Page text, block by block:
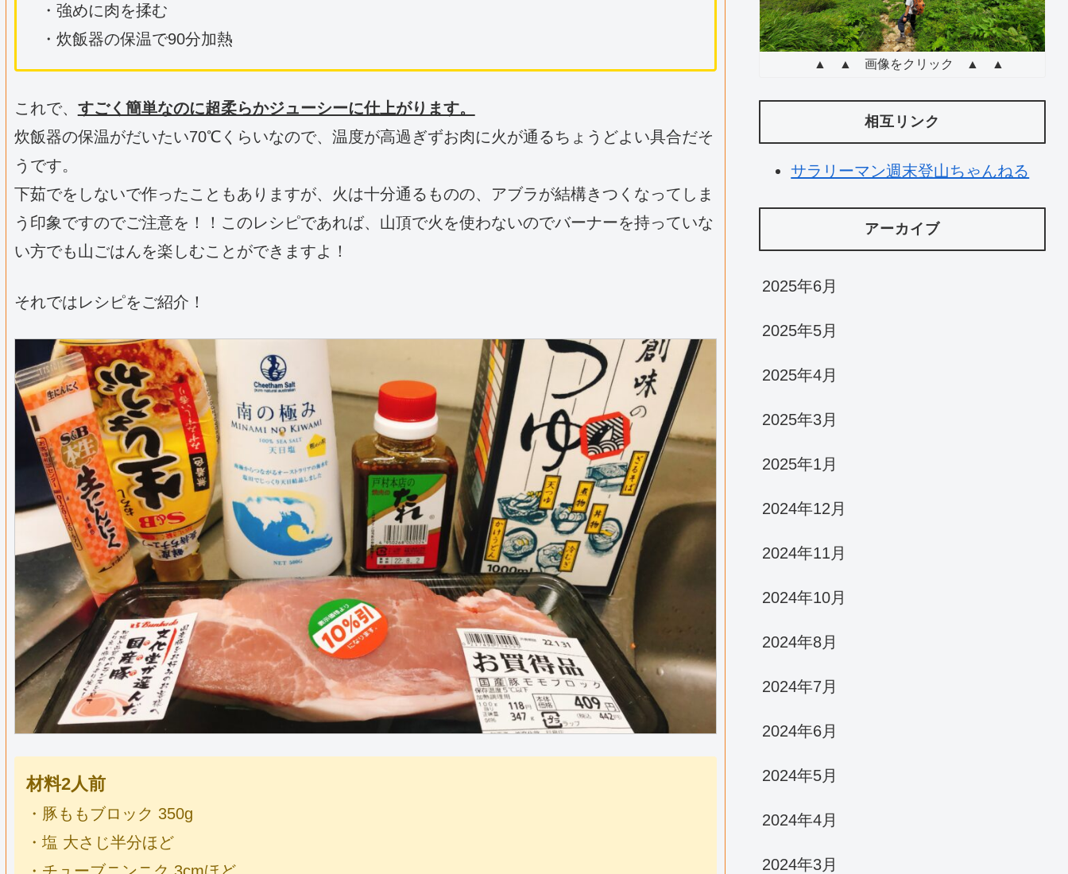
・強めに肉を揉む
・炊飯器の保温で90分加熱
これで、 すごく簡単なのに超柔らかジューシーに仕上がります。
炊飯器の保温がだいたい70℃くらいなので、温度が高過ぎずお肉に火が通るちょうどよい具合だそ
うです。
下茹でをしないで作ったこともありますが、火は十分通るものの、アブラが結構きつくなってしま
う印象ですのでご注意を！！このレシピであれば、山頂で火を使わないのでバーナーを持っていな
い方でも山ごはんを楽しむことができますよ！
それではレシピをご紹介！
材料2人前
・豚ももブロック 350g
・塩 大さじ半分ほど
▲ ▲ 画像をクリック ▲ ▲
相互リンク
サラリーマン週末登山ちゃんねる
アーカイブ
2025年6月
2025年5月
2025年4月
2025年3月
2025年1月
2024年12月
2024年11月
2024年10月
2024年8月
2024年7月
2024年6月
2024年5月
2024年4月
2024年3月